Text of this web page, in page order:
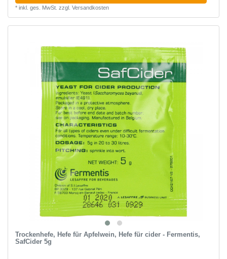
* inkl. ges. MwSt. zzgl. Versandkosten
Trockenhefe, Hefe für Apfelwein, Hefe für cider - Fermentis,
SafCider 5g